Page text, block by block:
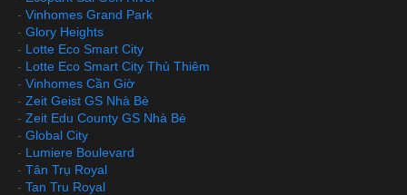
- Vinhomes Grand Park
- Glory Heights
- Lotte Eco Smart City
- Lotte Eco Smart City Thủ Thiêm
- Vinhomes Cần Giờ
- Zeit Geist GS Nhà Bè
- Zeit Edu County GS Nhà Bè
- Global City
- Lumiere Boulevard
- Tân Trụ Royal
- Tan Tru Royal